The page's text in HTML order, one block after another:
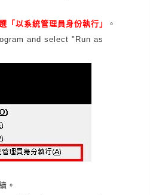
「以系統管理員身份執行」
。
and select "Run as
。